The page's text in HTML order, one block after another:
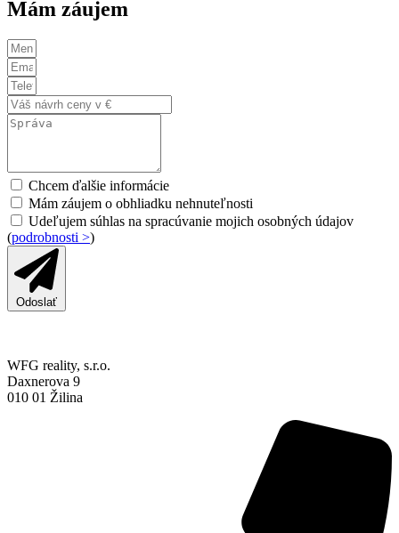
Mám záujem
Chcem ďalšie informácie
Mám záujem o obhliadku nehnuteľnosti
Udeľujem súhlas na spracúvanie mojich osobných údajov
(podrobnosti >)
Odoslať
WFG reality, s.r.o.
Daxnerova 9
010 01 Žilina